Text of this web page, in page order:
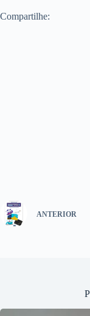
Compartilhe:
ANTERIOR